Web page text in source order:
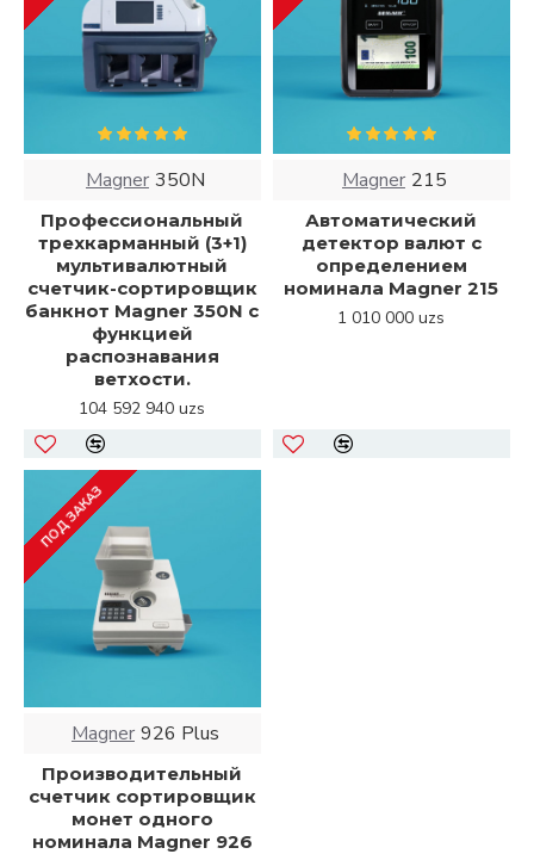
Magner 350N
Профессиональный
трехкарманный (3+1)
мультивалютный
счетчик-сортировщик
банкнот Magner 350N с
функцией
распознавания
ветхости.
104 592 940 uzs
Magner 215
Автоматический
детектор валют с
определением
номинала Magner 215
1 010 000 uzs
ПОД ЗАКАЗ
Magner 926 Plus
Производительный
счетчик сортировщик
монет одного
номинала Magner 926